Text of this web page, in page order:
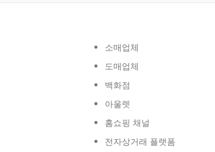
소매업체
도매업체
백화점
아울렛
홈쇼핑 채널
전자상거래 플랫폼